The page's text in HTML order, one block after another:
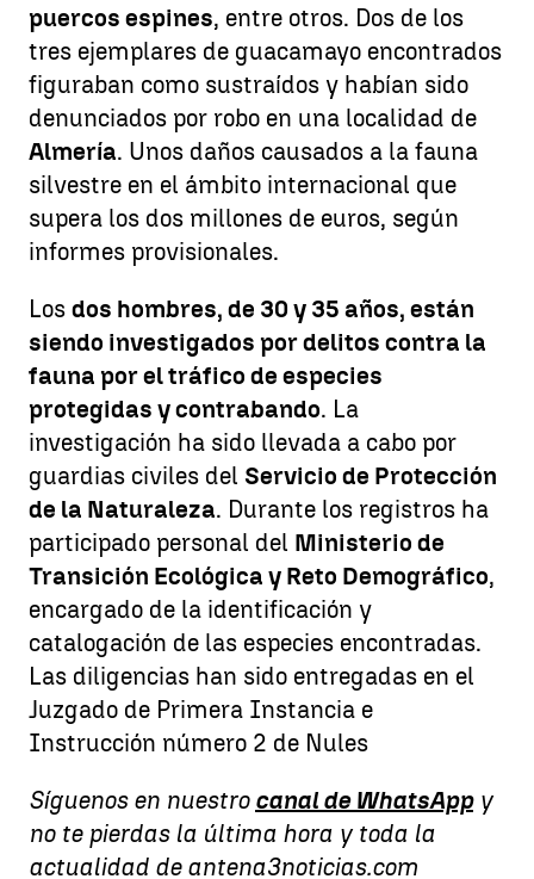
puercos espines, entre otros. Dos de los
tres ejemplares de guacamayo encontrados
figuraban como sustraídos y habían sido
denunciados por robo en una localidad de
Almería. Unos daños causados a la fauna
silvestre en el ámbito internacional que
supera los dos millones de euros, según
informes provisionales.
Los dos hombres, de 30 y 35 años, están
siendo investigados por delitos contra la
fauna por el tráfico de especies
protegidas y contrabando. La
investigación ha sido llevada a cabo por
guardias civiles del Servicio de Protección
de la Naturaleza. Durante los registros ha
participado personal del Ministerio de
Transición Ecológica y Reto Demográfico,
encargado de la identificación y
catalogación de las especies encontradas.
Las diligencias han sido entregadas en el
Juzgado de Primera Instancia e
Instrucción número 2 de Nules
Síguenos en nuestro canal de WhatsAppy
no te pierdas la última hora y toda la
actualidad de antena3noticias.com